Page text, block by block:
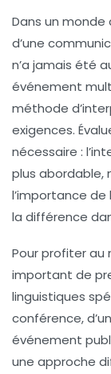
Dans un monde
d’une
n’a jamais été
événement
méthode
exigences.
nécessaire : l’
plus abordable,
l’importance de
la différence
Pour profiter au
important de
linguistiques
conférence,
événement
une approche